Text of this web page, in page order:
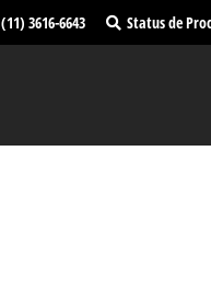
(11) 3616-6643 Status de